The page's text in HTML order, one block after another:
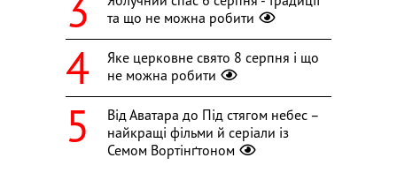
та що не можна робити
Яке церковне свято 8 серпня і що
не можна робити
Від Аватара до Під стягом небес –
найкращі фільми й серіали із
Семом Вортінґтоном